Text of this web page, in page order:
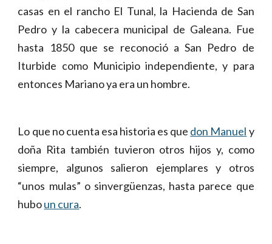
casas en el rancho El Tunal, la Hacienda de San
Pedro y la cabecera municipal de Galeana. Fue
hasta 1850 que se reconoció a San Pedro de
Iturbide como Municipio independiente, y para
entonces Mariano ya era un hombre.
Lo que no cuenta esa historia es que don Manuel y
doña Rita también tuvieron otros hijos y, como
siempre, algunos salieron ejemplares y otros
“unos mulas” o sinvergüenzas, hasta parece que
huboun cura.